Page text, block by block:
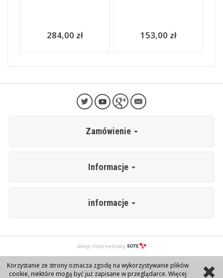
284,00 zł 153,00 zł
Zamówienie
Informacje
informacje
sklep internetowy
Korzystanie ze strony oznacza zgodę na wykorzystywanie plików
cookie, niektóre mogą być już zapisane w przeglądarce. Więcej